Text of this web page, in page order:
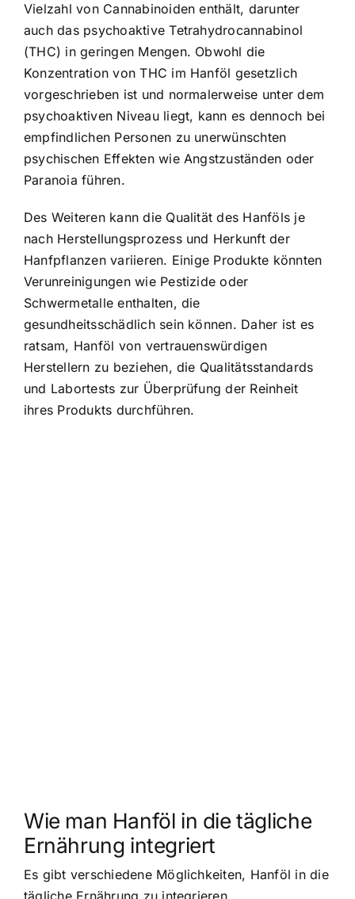
Vielzahl von Cannabinoiden enthält, darunter
auch das psychoaktive Tetrahydrocannabinol
(THC) in geringen Mengen. Obwohl die
Konzentration von THC im Hanföl gesetzlich
vorgeschrieben ist und normalerweise unter dem
psychoaktiven Niveau liegt, kann es dennoch bei
empfindlichen Personen zu unerwünschten
psychischen Effekten wie Angstzuständen oder
Paranoia führen.
Des Weiteren kann die Qualität des Hanföls je
nach Herstellungsprozess und Herkunft der
Hanfpflanzen variieren. Einige Produkte könnten
Verunreinigungen wie Pestizide oder
Schwermetalle enthalten, die
gesundheitsschädlich sein können. Daher ist es
ratsam, Hanföl von vertrauenswürdigen
Herstellern zu beziehen, die Qualitätsstandards
und Labortests zur Überprüfung der Reinheit
ihres Produkts durchführen.
Wie man Hanföl in die tägliche
Ernährung integriert
Es gibt verschiedene Möglichkeiten, Hanföl in die